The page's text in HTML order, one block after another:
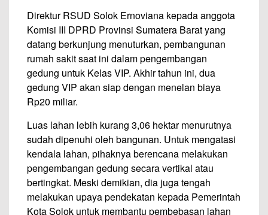
Direktur RSUD Solok Ernoviana kepada anggota
Komisi III DPRD Provinsi Sumatera Barat yang
datang berkunjung menuturkan, pembangunan
rumah sakit saat ini dalam pengembangan
gedung untuk Kelas VIP. Akhir tahun ini, dua
gedung VIP akan siap dengan menelan biaya
Rp20 miliar.
Luas lahan lebih kurang 3,06 hektar menurutnya
sudah dipenuhi oleh bangunan. Untuk mengatasi
kendala lahan, pihaknya berencana melakukan
pengembangan gedung secara vertikal atau
bertingkat. Meski demikian, dia juga tengah
melakukan upaya pendekatan kepada Pemerintah
Kota Solok untuk membantu pembebasan lahan